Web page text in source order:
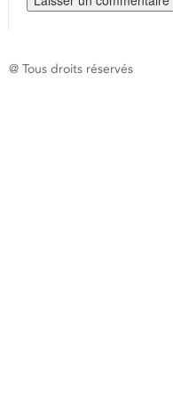
@ Tous droits réservés